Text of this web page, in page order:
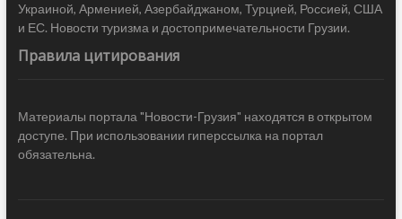
Украиной, Арменией, Азербайджаном, Турцией, Россией, США
и ЕС. Новости туризма и достопримечательности Грузии.
Правила цитирования
Материалы портала "Новости-Грузия" находятся в открытом
доступе. При использовании гиперссылка на портал
обязательна.